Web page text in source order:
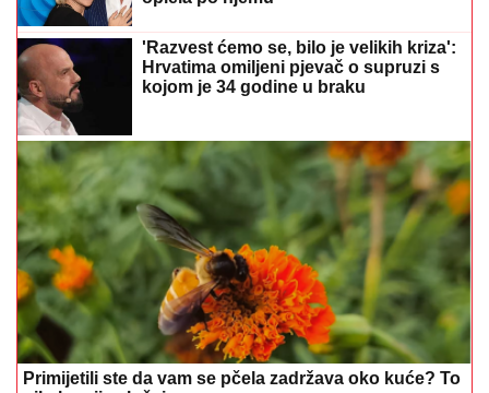
'Razvest ćemo se, bilo je velikih kriza':
Hrvatima omiljeni pjevač o supruzi s
kojom je 34 godine u braku
Primijetili ste da vam se pčela zadržava oko kuće? To